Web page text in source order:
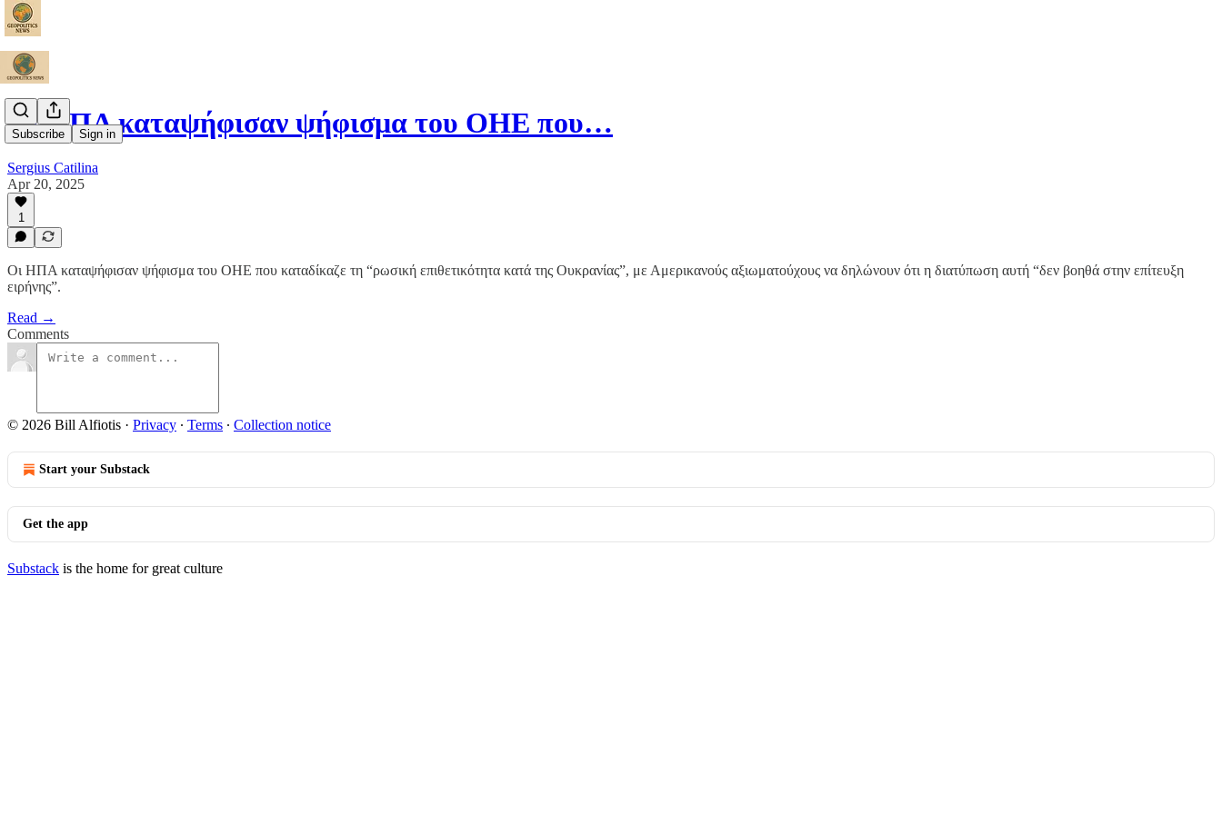
Subscribe Sign in
Οι ΗΠΑ καταψήφισαν ψήφισμα του ΟΗΕ που…
Sergius Catilina
Apr 20, 2025
1
Οι ΗΠΑ καταψήφισαν ψήφισμα του ΟΗΕ που καταδίκαζε τη “ρωσική επιθετικότητα κατά της Ουκρανίας”, με Αμερικανούς αξιωματούχους να δηλώνουν ότι η διατύπωση αυτή “δεν βοηθά στην επίτευξη
ειρήνης”.
Read →
Comments
© 2026 Bill Alfiotis · Privacy ∙ Terms ∙ Collection notice
Start your Substack
Get the app
Substack is the home for great culture